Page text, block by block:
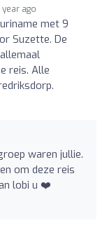
year ago
met 9
Suzette. De
reis. Alle
waren jullie.
om deze reis
lobi u ❤️